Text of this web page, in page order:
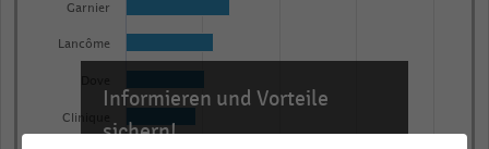
displaying
Garnier
Lancôme
Clinique
Informieren und Vorteile
sichern!